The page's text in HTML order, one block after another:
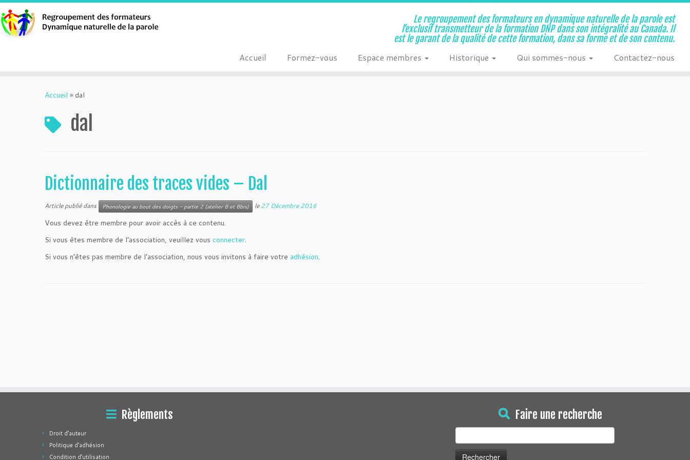
Le regroupement des formateurs en dynamique naturelle de la parole est
l’exclusif transmetteur de la formation DNP dans son intégralité au Canada. Il
est le garant de la qualité de cette formation, dans sa forme et de son contenu.
Accueil Formez-vous Espace membres Historique Qui sommes-nous Contactez-nous
Accueil » dal
dal
Dictionnaire des traces vides – Dal
Article publié dans Phonologie au bout des doigts – partie 2 (atelier B et Bbis) le27 Décembre 2016
Vous devez être membre pour avoir accès à ce contenu.
Si vous êtes membre de l’association, veuillez vous connecter.
Si vous n’êtes pas membre de l’association, nous vous invitons à faire votre adhésion.
Règlements
Droit d’auteur
Politique d’adhésion
Condition d’utilisation
Faire une recherche